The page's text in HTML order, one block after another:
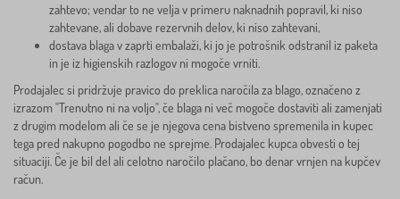
zahtevo; vendar to ne velja v primeru naknadnih popravil, ki niso
zahtevane, ali dobave rezervnih delov, ki niso zahtevani,
dostava blaga v zaprti embalaži, ki jo je potrošnik odstranil iz paketa
in je iz higienskih razlogov ni mogoče vrniti.
Prodajalec si pridržuje pravico do preklica naročila za blago, označeno z
izrazom "Trenutno ni na voljo", če blaga ni več mogoče dostaviti ali zamenjati
z drugim modelom ali če se je njegova cena bistveno spremenila in kupec
tega pred nakupno pogodbo ne sprejme. Prodajalec kupca obvesti o tej
situaciji. Če je bil del ali celotno naročilo plačano, bo denar vrnjen na kupčev
račun.